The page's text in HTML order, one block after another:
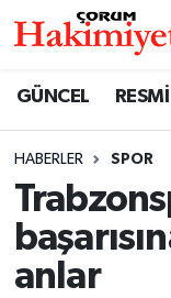
GÜNCEL
HABERLER SPOR
anlar
SAĞLIK
ASAYİŞ
Nöbetçi
Çorum
Trafik